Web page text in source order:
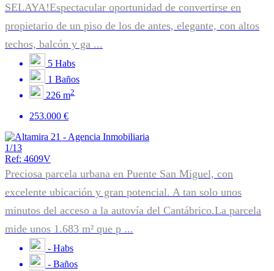
SELAYA!Espectacular oportunidad de convertirse en
propietario de un piso de los de antes, elegante, con altos
techos, balcón y ga ...
5 Habs
1 Baños
226 m2
253.000 €
1/13
Ref: 4609V
Preciosa parcela urbana en Puente San Miguel, con
excelente ubicación y gran potencial. A tan solo unos
minutos del acceso a la autovía del Cantábrico.La parcela
mide unos 1.683 m² que p ...
- Habs
- Baños